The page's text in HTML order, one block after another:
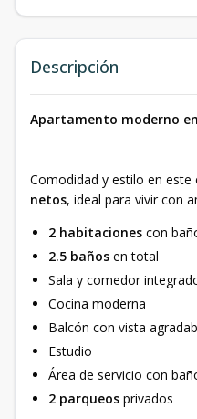
Descripción
Apartamento moderno
Comodidad y estilo en este
netos, ideal para vivir con
2 habitaciones con
2.5 baños en total
Sala y comedor
Cocina moderna
Balcón con vista
Estudio
Área de servicio con
2 parqueos privados